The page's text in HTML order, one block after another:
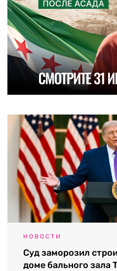
НОВОСТИ
Суд заморозил
доме бального зала